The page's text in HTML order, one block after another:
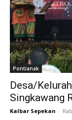
Pontianak
Desa/
Singkawang
Kalbar Sepekan -